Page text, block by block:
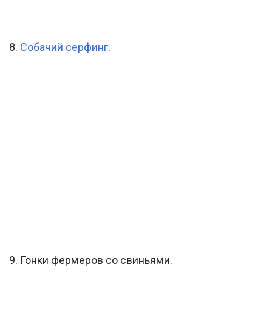
8. Собачий серфинг.
9. Гонки фермеров со свиньями.